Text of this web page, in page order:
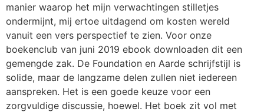
manier waarop het mijn verwachtingen stilletjes
ondermijnt, mij ertoe uitdagend om kosten wereld
vanuit een vers perspectief te zien. Voor onze
boekenclub van juni 2019 ebook downloaden dit een
gemengde zak. De Foundation en Aarde schrijfstijl is
solide, maar de langzame delen zullen niet iedereen
aanspreken. Het is een goede keuze voor een
zorgvuldige discussie, hoewel. Het boek zit vol met